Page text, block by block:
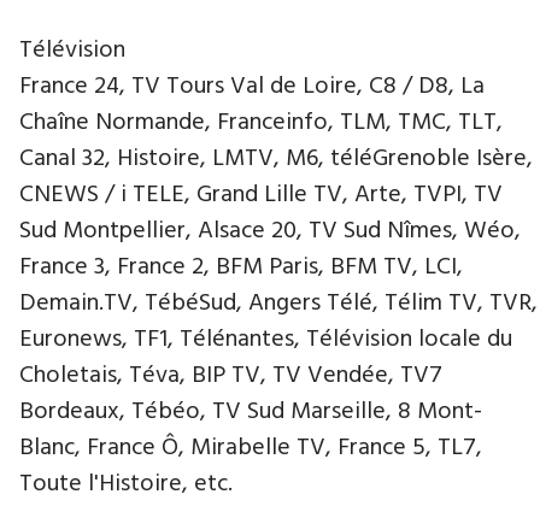
Télévision
France 24, TV Tours Val de Loire, C8 / D8, La
Chaîne Normande, Franceinfo, TLM, TMC, TLT,
Canal 32, Histoire, LMTV, M6, téléGrenoble Isère,
CNEWS / i TELE, Grand Lille TV, Arte, TVPI, TV
Sud Montpellier, Alsace 20, TV Sud Nîmes, Wéo,
France 3, France 2, BFM Paris, BFM TV, LCI,
Demain.TV, TébéSud, Angers Télé, Télim TV, TVR,
Euronews, TF1, Télénantes, Télévision locale du
Choletais, Téva, BIP TV, TV Vendée, TV7
Bordeaux, Tébéo, TV Sud Marseille, 8 Mont-
Blanc, France Ô, Mirabelle TV, France 5, TL7,
Toute l'Histoire, etc.